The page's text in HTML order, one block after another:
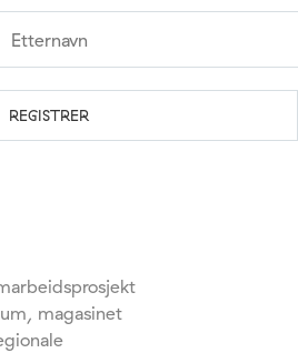
magasinet